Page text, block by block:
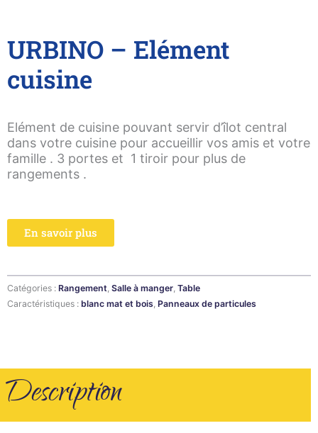
URBINO – Elément
cuisine
Elément de cuisine pouvant servir d’îlot central
dans votre cuisine pour accueillir vos amis et votre
famille . 3 portes et 1 tiroir pour plus de
rangements .
En savoir plus
Catégories : Rangement Salle à manger Table
Caractéristiques : blanc mat et bois Panneaux de particules
Description